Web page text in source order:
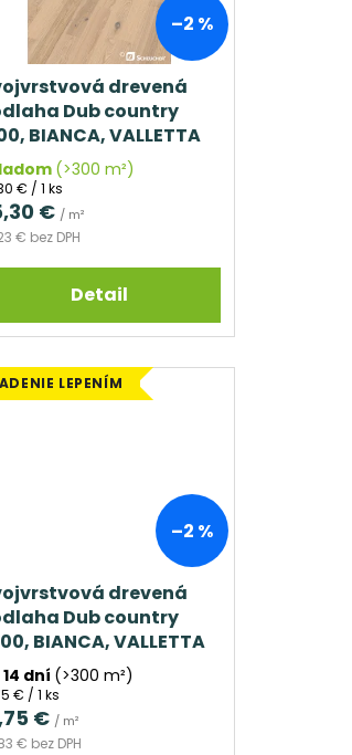
–2 %
drevená
Dub country
BIANCA, VALLETTA
(>300 m²)
€ bez DPH
€ / m²
€ / 1 ks
Detail
LEPENÍM
–2 %
drevená
Dub country
BIANCA, VALLETTA
dní (>300 m²)
€ bez DPH
€ / m²
€ / 1 ks